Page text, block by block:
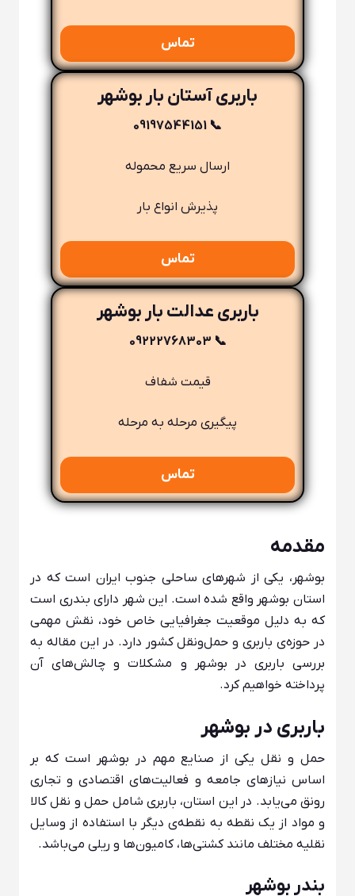
تماس
باربری آستان بار بوشهر
📞 09197544151
ارسال سریع محموله
پذیرش انواع بار
تماس
باربری عدالت بار بوشهر
📞 09222768303
قیمت شفاف
پیگیری مرحله به مرحله
تماس
مقدمه
بوشهر، یکی از شهرهای ساحلی جنوب ایران است که در
استان بوشهر واقع شده است. این شهر دارای بندری است
که به دلیل موقعیت جغرافیایی خاص خود، نقش مهمی
در حوزه‌ی باربری و حمل‌ونقل کشور دارد. در این مقاله به
بررسی باربری در بوشهر و مشکلات و چالش‌های آن
پرداخته خواهیم کرد.
باربری در بوشهر
حمل و نقل یکی از صنایع مهم در بوشهر است که بر
اساس نیازهای جامعه و فعالیت‌های اقتصادی و تجاری
رونق می‌یابد. در این استان، باربری شامل حمل و نقل کالا
و مواد از یک نقطه به نقطه‌ی دیگر با استفاده از وسایل
نقلیه مختلف مانند کشتی‌ها، کامیون‌ها و ریلی می‌باشد.
بندر بوشهر